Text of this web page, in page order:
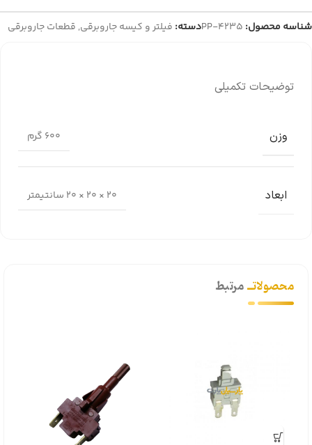
شناسه محصول: PP-4235دسته: فیلتر و کیسه جاروبرقی, قطعات جاروبرقی
توضیحات تکمیلی
وزن 600 گرم
ابعاد 20 × 20 × 20 سانتیمتر
محصولاتــمرتبط